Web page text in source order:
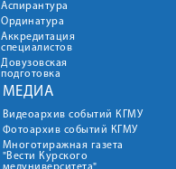
Аспирантура
Ординатура
Аккредитация
специалистов
Довузовская
подготовка
МЕДИА
Видеоархив событий КГМУ
Фотоархив событий КГМУ
Многотиражная газета
"Вести Курского